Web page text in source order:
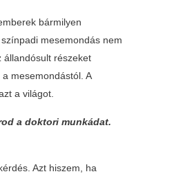
bármilyen
mesemondás nem
állandósult részeket
mesemondástól. A
a világot.
a doktori munkádat.
Azt hiszem, ha